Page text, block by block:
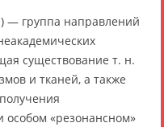
) — группа направлений
существование т. н.
и тканей, а также
особом «резонансном»